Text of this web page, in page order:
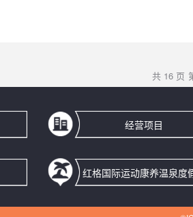
共 16 页
经营项目
红格国际运动康养温泉度